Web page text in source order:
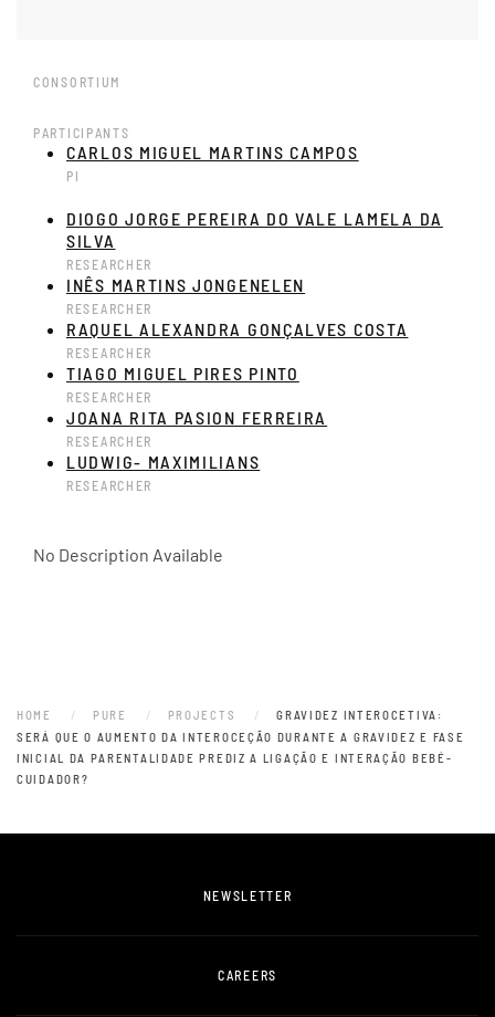
CONSORTIUM
PARTICIPANTS
CARLOS MIGUEL MARTINS CAMPOS
PI
DIOGO JORGE PEREIRA DO VALE LAMELA DA
SILVA
RESEARCHER
INÊS MARTINS JONGENELEN
RESEARCHER
RAQUEL ALEXANDRA GONÇALVES COSTA
RESEARCHER
TIAGO MIGUEL PIRES PINTO
RESEARCHER
JOANA RITA PASION FERREIRA
RESEARCHER
LUDWIG- MAXIMILIANS
RESEARCHER
No Description Available
HOME PURE PROJECTS
GRAVIDEZ INTEROCETIVA:
SERÁ QUE O AUMENTO DA INTEROCEÇÃO DURANTE A GRAVIDEZ E FASE
INICIAL DA PARENTALIDADE PREDIZ A LIGAÇÃO E INTERAÇÃO BEBÉ-
CUIDADOR?
NEWSLETTER
CAREERS